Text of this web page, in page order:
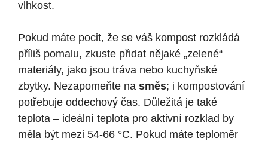
vlhkost.
Pokud máte pocit, že se váš kompost rozkládá
příliš pomalu, zkuste přidat nějaké „zelené“
materiály, jako jsou tráva nebo kuchyňské
zbytky. Nezapomeňte na směs; i kompostování
potřebuje oddechový čas. Důležitá je také
teplota – ideální teplota pro aktivní rozklad by
měla být mezi 54-66 °C. Pokud máte teploměr